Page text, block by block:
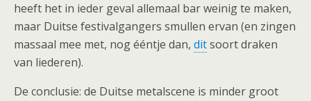
heeft het in ieder geval allemaal bar weinig te maken,
maar Duitse festivalgangers smullen ervan (en zingen
massaal mee met, nog ééntje dan, ditsoort draken
van liederen).
De conclusie: de Duitse metalscene is minder groot